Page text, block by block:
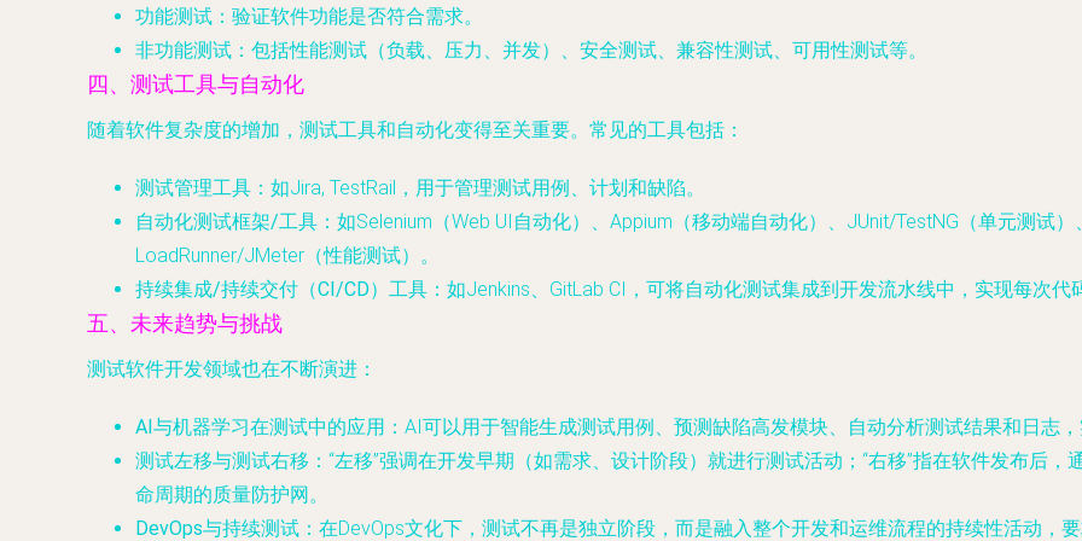
功能测试 ：验证软件功能是否符合需求。
非功能测试 ：包括性能测试（负载、压力、并发）、安全测试、兼容性测试、可用性测试等。
四、测试工具与自动化
随着软件复杂度的增加，测试工具和自动化变得至关重要。常见的工具包括：
测试管理工具 ：如Jira, TestRail，用于管理测试用例、计划和缺陷。
自动化测试框架/工具 ：如Selenium（Web UI自动化）、Appium（移动端自动化）、JUnit/TestNG（单元测试
LoadRunner/JMeter（性能测试）。
持续集成/持续交付（CI/CD）工具 ：如Jenkins、GitLab CI，可将自动化测试集成到开发流水线中，实现每次
五、未来趋势与挑战
测试软件开发领域也在不断演进：
AI与机器学习在测试中的应用 ：AI可以用于智能生成测试用例、预测缺陷高发模块、自动分析测试结果和日志
测试左移与测试右移 ：“左移”强调在开发早期（如需求、设计阶段）就进行测试活动；“右移”指在软件发布后
命周期的质量防护网。
DevOps与持续测试 ：在DevOps文化下，测试不再是独立阶段，而是融入整个开发和运维流程的持续性活动，